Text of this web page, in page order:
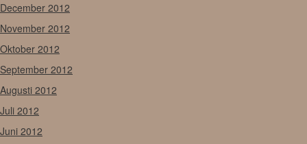
December 2012
November 2012
Oktober 2012
September 2012
Augusti 2012
Juli 2012
Juni 2012